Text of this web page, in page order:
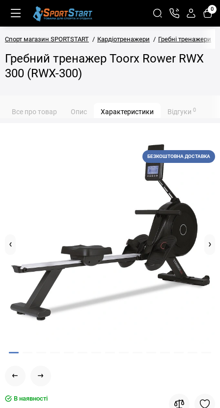
0
Спорт магазин SPORTSTART Кардіотренажери Гребні тренажери
Гребний тренажер Toorx Rower RWX
300 (RWX-300)
Все про товар Опис Характеристики Відгуки 0
БЕЗКОШТОВНА ДОСТАВКА
В наявності